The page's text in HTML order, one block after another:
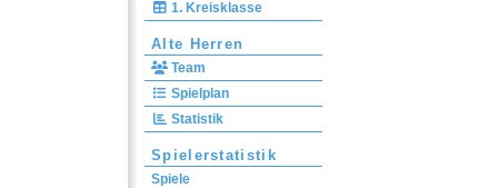
1. Kreisklasse
Alte Herren
Team
Spielplan
Statistik
Spielerstatistik
Spiele